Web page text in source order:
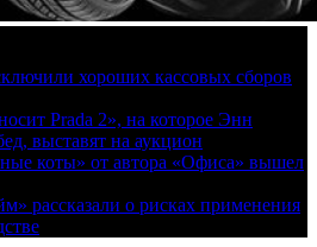
хороших кассовых сборов
Prada 2», на которое Энн
выставят на аукцион
коты» от автора «Офиса» вышел
рассказали о рисках применения